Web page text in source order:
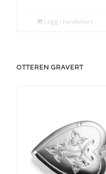
Legg i handlekurv
OTTEREN GRAVERT